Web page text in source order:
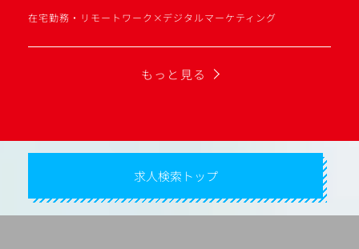
在宅勤務・リモートワーク×デジタルマーケティング
もっと見る
求人検索トップ